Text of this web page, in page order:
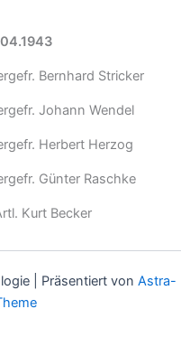
Bernhard Stricker
Johann Wendel
Herbert Herzog
Günter Raschke
Kurt Becker
| Präsentiert von Astra-